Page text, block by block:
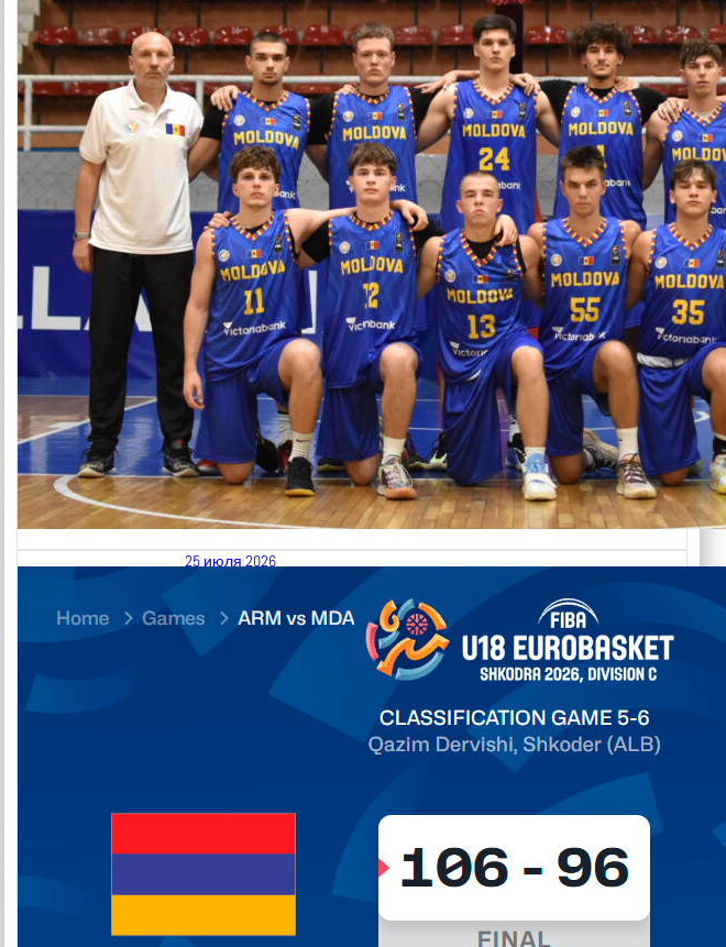
25 июля 2026
26.07.2026 Armenia vs Moldova FIBA U18 EuroBasket 2026,
Division C
КалендарьТаблица Выберите Обзор Статистика Матч сыгран 0
Читать далее